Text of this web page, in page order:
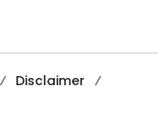
Disclaimer